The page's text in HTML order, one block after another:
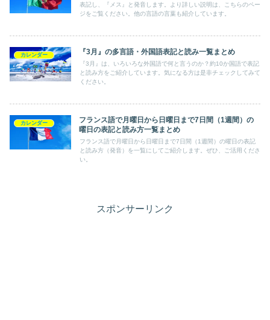
表記し、『メス』と発音します。より詳しい説明は、こちらのペー
ジをご覧ください。他の言語の言葉も紹介しています。
カレンダー 『3月』の多言語・外国語表記と読み一覧まとめ
『3月』は、いろいろな外国語で何と言うのか？約10か国語で表記
と読み方をご紹介しています。気になる方は是非チェックしてみて
ください。
カレンダー
フランス語で月曜日から日曜日まで7日間（1週間）の
曜日の表記と読み方一覧まとめ
フランス語で月曜日から日曜日まで7日間（1週間）の曜日の表記
と読み方（発音）を一覧にしてご紹介します。ぜひ、ご活用くださ
い。
スポンサーリンク